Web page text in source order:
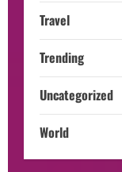
Travel
Trending
Uncategorized
World